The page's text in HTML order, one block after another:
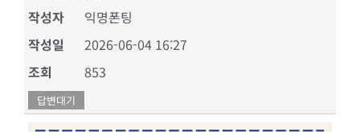
작성자
익명폰팅
작성일
2026-06-04 16:27
조회
853
답변대기